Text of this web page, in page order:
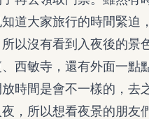
道大家旅行的時間緊迫
以沒有看到入夜後的景
西敏寺，還有外面一點
時間是會不一樣的，去
，所以想看夜景的朋友